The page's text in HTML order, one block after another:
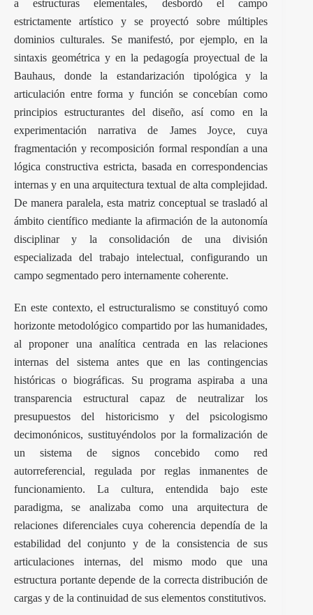
a estructuras elementales, desbordó el campo
estrictamente artístico y se proyectó sobre múltiples
dominios culturales. Se manifestó, por ejemplo, en la
sintaxis geométrica y en la pedagogía proyectual de la
Bauhaus, donde la estandarización tipológica y la
articulación entre forma y función se concebían como
principios estructurantes del diseño, así como en la
experimentación narrativa de James Joyce, cuya
fragmentación y recomposición formal respondían a una
lógica constructiva estricta, basada en correspondencias
internas y en una arquitectura textual de alta complejidad.
De manera paralela, esta matriz conceptual se trasladó al
ámbito científico mediante la afirmación de la autonomía
disciplinar y la consolidación de una división
especializada del trabajo intelectual, configurando un
campo segmentado pero internamente coherente.
En este contexto, el estructuralismo se constituyó como
horizonte metodológico compartido por las humanidades,
al proponer una analítica centrada en las relaciones
internas del sistema antes que en las contingencias
históricas o biográficas. Su programa aspiraba a una
transparencia estructural capaz de neutralizar los
presupuestos del historicismo y del psicologismo
decimonónicos, sustituyéndolos por la formalización de
un sistema de signos concebido como red
autorreferencial, regulada por reglas inmanentes de
funcionamiento. La cultura, entendida bajo este
paradigma, se analizaba como una arquitectura de
relaciones diferenciales cuya coherencia dependía de la
estabilidad del conjunto y de la consistencia de sus
articulaciones internas, del mismo modo que una
estructura portante depende de la correcta distribución de
cargas y de la continuidad de sus elementos constitutivos.